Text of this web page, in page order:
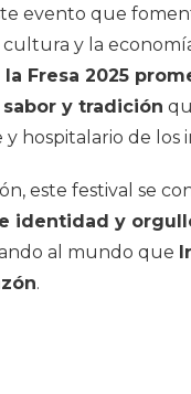
evento que
cultura y la
la Fresa 2025
y tradición
hospitalario de los
este festival se
identidad y
al mundo que
.